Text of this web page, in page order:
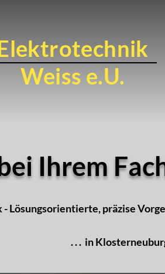
Weiss e.U.
Ihrem
Lösungsorientierte, präzise
. . . in